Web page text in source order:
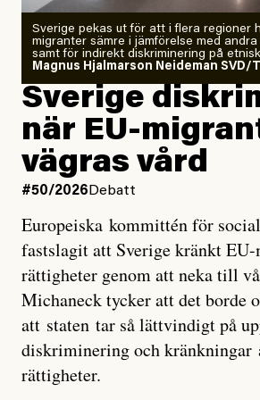
Zeke Hausfather är chockad igen
analyserat hur de olika
läget för hur den begynnande El
utveckla sig. El Niño är ett
väderfenomen som uppstår när
Stilla havet blir ovanligt varmt. Det
över stora delar av världen och under
forskare allt oftare varnat för att den
Det verkar vara en underdrift,
Hausfather.
”Det ser ut som att årets El Niño inte
sannolikhet kommer att bli den
tillförlitliga mätningar inleddes –
Sverige pekas ut för att i flera regioner
migranter sämre i jämförelse med
samt för indirekt diskriminering på
Magnus Hjalmarson Neideman SVD/
Sverige
när EU-
vägras vård
#50/2026 Debatt
Europeiska kommittén för
fastslagit att Sverige kränkt
rättigheter genom att neka till
Michaneck tycker att det borde
att staten tar så lättvindigt på
diskriminering och kränkningar
rättigheter.